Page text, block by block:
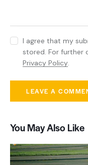
I agree that my
stored. For further
Privacy Policy
You May Also Like